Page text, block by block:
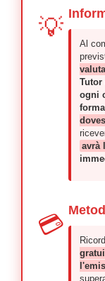
💡
Al
ogni
avrà
💳